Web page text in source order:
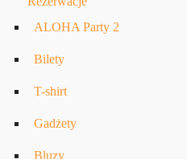
ALOHA Party 2
Bilety
T-shirt
Gadżety
Bluzy